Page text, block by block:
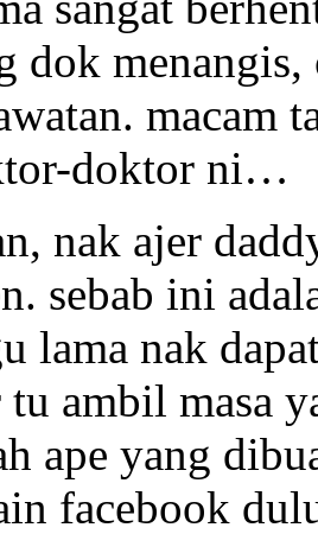
dok
macam
doktor ni…
nak ajer
sebab ini
lama nak
ambil masa
ape yang
facebook